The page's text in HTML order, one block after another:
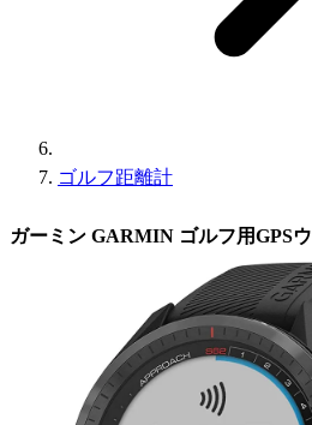
ゴルフ距離計
ガーミン GARMIN ゴルフ用GPS